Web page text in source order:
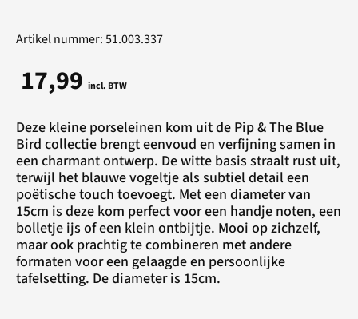
Artikel nummer: 51.003.337
17,99 incl. BTW
Deze kleine porseleinen kom uit de Pip & The Blue
Bird collectie brengt eenvoud en verfijning samen in
een charmant ontwerp. De witte basis straalt rust uit,
terwijl het blauwe vogeltje als subtiel detail een
poëtische touch toevoegt. Met een diameter van
15cm is deze kom perfect voor een handje noten, een
bolletje ijs of een klein ontbijtje. Mooi op zichzelf,
maar ook prachtig te combineren met andere
formaten voor een gelaagde en persoonlijke
tafelsetting. De diameter is 15cm.